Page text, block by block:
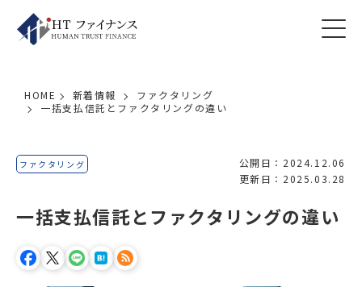
HOME 新着情報
ファクタリング
一括支払信託とファクタリングの違い
ファクタリング
公開日：2024.12.06
更新日：2025.03.28
一括支払信託とファクタリングの違い